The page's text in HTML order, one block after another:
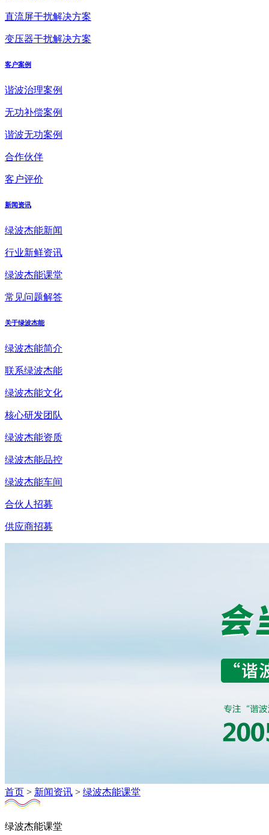
直流屏干扰解决方案
变压器干扰解决方案
客户案例
谐波治理案例
无功补偿案例
谐波无功案例
合作伙伴
客户评价
新闻资讯
绿波杰能新闻
行业新鲜资讯
绿波杰能课堂
常见问题解答
关于绿波杰能
绿波杰能简介
联系绿波杰能
绿波杰能文化
核心研发团队
绿波杰能资质
绿波杰能品控
绿波杰能车间
合伙人招募
供应商招募
首页 > 新闻资讯 > 绿波杰能课堂
绿波杰能课堂